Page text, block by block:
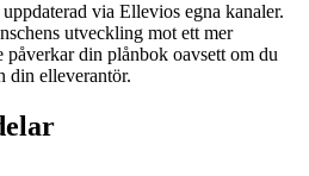
via Ellevios egna kanaler.
utveckling mot ett mer
påverkar din plånbok oavsett om du
din elleverantör.